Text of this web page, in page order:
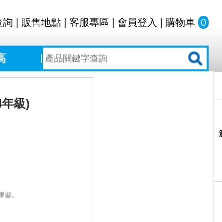
詢 販售地點 客服專區 會員登入 購物車 0
級)
。